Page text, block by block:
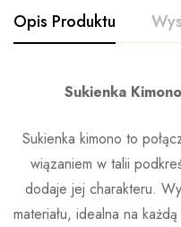
Opis Produktu
Sukienka
Sukienka kimono to
wiązaniem w talii
dodaje jej charakteru.
materiału, idealna na